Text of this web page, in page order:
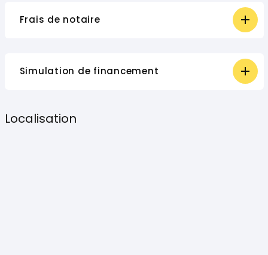
Frais de notaire
Simulation de financement
Localisation